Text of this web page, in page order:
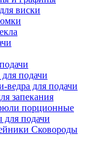
виски
подачи
ведра для подачи
запекания
порционные
для подачи
Сковороды